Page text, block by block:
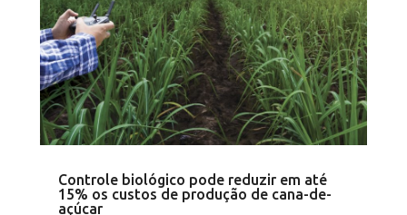
Controle biológico pode reduzir em até
15% os custos de produção de cana-de-
açúcar